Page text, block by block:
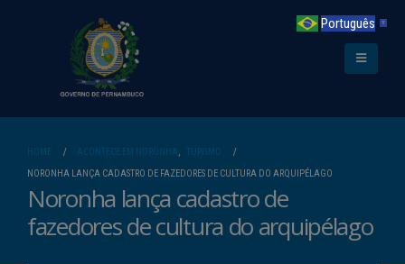
HOME ACONTECE EM NORONHA,
TURISMO
NORONHA LANÇA CADASTRO DE FAZEDORES DE CULTURA DO ARQUIPÉLAGO
Noronha lança cadastro de
fazedores de cultura do arquipélago
Português ▼